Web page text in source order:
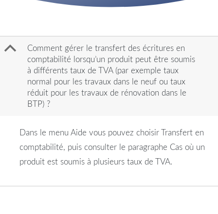
B
Comment gérer le transfert des écritures en
comptabilité lorsqu’un produit peut être soumis
à différents taux de TVA (par exemple taux
normal pour les travaux dans le neuf ou taux
réduit pour les travaux de rénovation dans le
BTP) ?
Dans le menu Aide vous pouvez choisir Transfert en
comptabilité, puis consulter le paragraphe Cas où un
produit est soumis à plusieurs taux de TVA.